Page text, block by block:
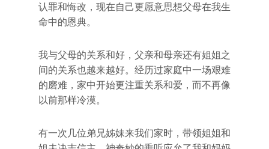
认罪和悔改，现在自己更愿意思想父母在我生
命中的恩典。
我与父母的关系和好，父亲和母亲还有姐姐之
间的关系也越来越好。经历过家庭中一场艰难
的磨难，家中开始更注重关系和爱，而不再像
以前那样冷漠。
有一次几位弟兄姊妹来我们家时，带领姐姐和